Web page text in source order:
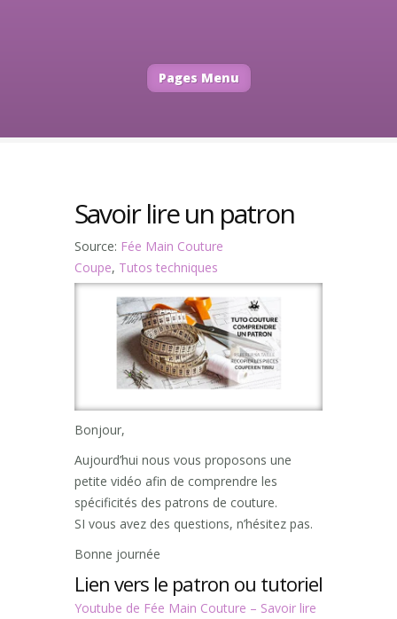
Pages Menu
Savoir lire un patron
Source: Fée Main Couture
Coupe, Tutos techniques
Bonjour,
Aujourd’hui nous vous proposons une
petite vidéo afin de comprendre les
spécificités des patrons de couture.
SI vous avez des questions, n’hésitez pas.
Bonne journée
Lien vers le patron ou tutoriel
Youtube de Fée Main Couture – Savoir lire